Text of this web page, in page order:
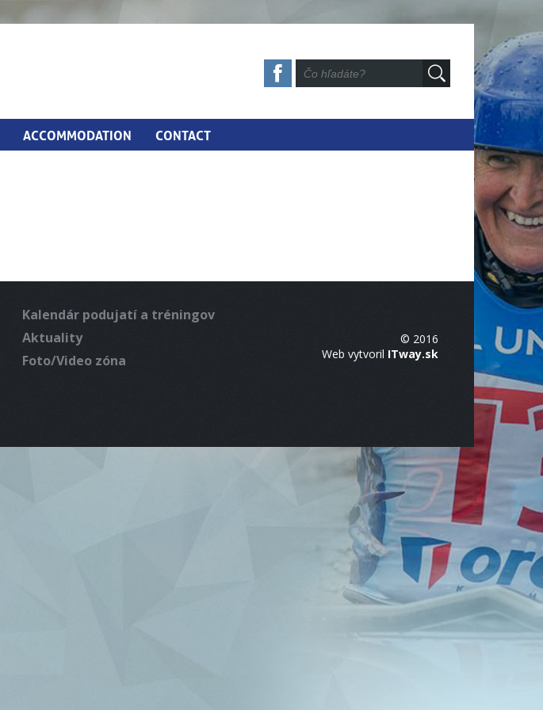
ACCOMMODATION CONTACT
Kalendár podujatí a tréningov
Aktuality
Foto/Video zóna
© 2016
Web vytvoril ITway.sk